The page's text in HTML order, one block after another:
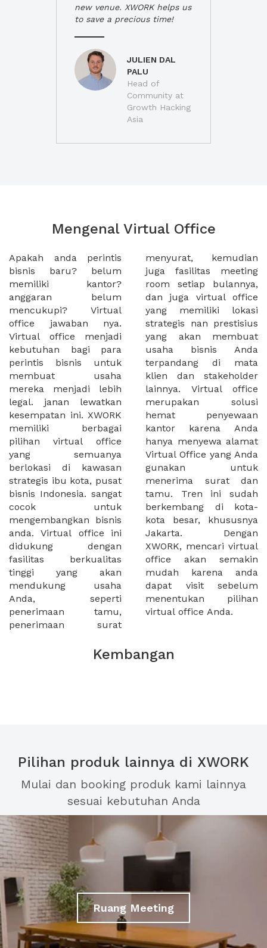
new venue. XWORK helps us
to save a precious time!
JULIEN DAL
PALU
Head of
Community at
Growth Hacking
Asia
Mengenal Virtual Office
Apakah anda perintis
bisnis baru? belum
memiliki kantor?
anggaran belum
mencukupi? Virtual
office jawaban nya.
Virtual office menjadi
kebutuhan bagi para
perintis bisnis untuk
membuat usaha
mereka menjadi lebih
legal. janan lewatkan
kesempatan ini. XWORK
memiliki berbagai
pilihan virtual office
yang semuanya
berlokasi di kawasan
strategis ibu kota, pusat
bisnis Indonesia. sangat
cocok untuk
mengembangkan bisnis
anda. Virtual office ini
didukung dengan
fasilitas berkualitas
tinggi yang akan
mendukung usaha
Anda, seperti
penerimaan tamu,
penerimaan surat
menyurat, kemudian
juga fasilitas meeting
room setiap bulannya,
dan juga virtual office
yang memiliki lokasi
strategis nan prestisius
yang akan membuat
usaha bisnis Anda
terpandang di mata
klien dan stakeholder
lainnya. Virtual office
merupakan solusi
hemat penyewaan
kantor karena Anda
hanya menyewa alamat
Virtual Office yang Anda
gunakan untuk
menerima surat dan
tamu. Tren ini sudah
berkembang di kota-
kota besar, khususnya
Jakarta. Dengan
XWORK, mencari virtual
office akan semakin
mudah karena anda
dapat visit sebelum
menentukan pilihan
virtual office Anda.
Kembangan
Pilihan produk lainnya di XWORK
Mulai dan booking produk kami lainnya
sesuai kebutuhan Anda
Ruang Meeting